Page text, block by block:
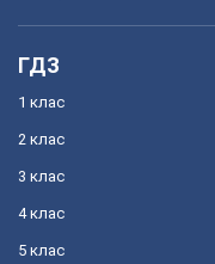
ГДЗ
1 клас
2 клас
3 клас
4 клас
5 клас